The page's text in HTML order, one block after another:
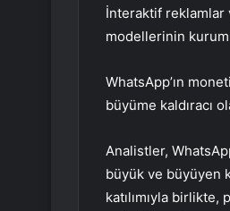
İnteraktif reklamlar
modellerinin
WhatsApp’ın
büyüme kaldıracı
Analistler,
büyük ve büyüyen
katılımıyla